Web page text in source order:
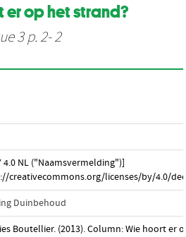
er op het strand?
3 p. 2- 2
4.0 NL ("Naamsvermelding")]
creativecommons.org/licenses/by/4.0/
Duinbehoud
Boutellier. (2013). Column: Wie hoort er